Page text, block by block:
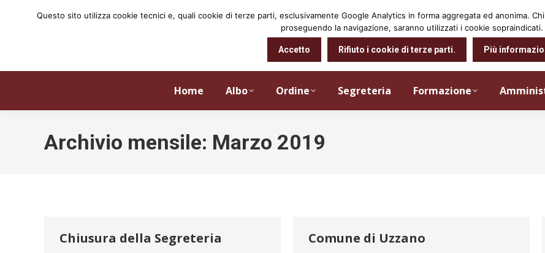
Home Albo Ordine Segreteria Formazione
Archivio mensile: Marzo 2019
Chiusura della Segreteria Comune di Uzzano
Questo sito utilizza cookie tecnici e, quali cookie di terze parti, esclusivamente Google Analytics in forma aggregata ed anonima.
proseguendo la navigazione, saranno utilizzati i cookie sopraindicati.
Accetto Rifiuto i cookie di terze parti. Più